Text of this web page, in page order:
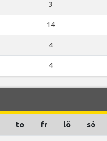
3
14
4
4
to fr lö sö